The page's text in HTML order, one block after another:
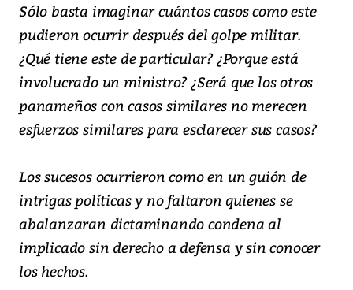
Sólo basta imaginar cuántos casos como este
pudieron ocurrir después del golpe militar.
¿Qué tiene este de particular? ¿Porque está
involucrado un ministro? ¿Será que los otros
panameños con casos similares no merecen
esfuerzos similares para esclarecer sus casos?
Los sucesos ocurrieron como en un guión de
intrigas políticas y no faltaron quienes se
abalanzaran dictaminando condena al
implicado sin derecho a defensa y sin conocer
los hechos.